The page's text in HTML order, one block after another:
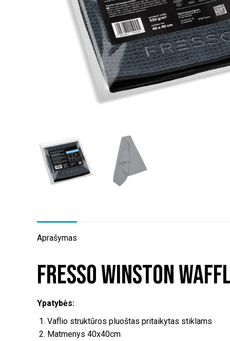
Aprašymas
Fresso Winston
Ypatybės:
Vaflio struktūros pluoštas pritaikytas stiklams
Matmenys 40x40cm